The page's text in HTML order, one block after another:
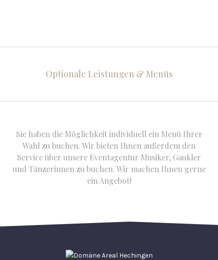
Optionale Leistungen & Menüs
Sie haben die Möglichkeit individuell ein Menü Ihrer
Wahl zu buchen. Wir bieten Ihnen außerdem den
Service über unsere Eventagentur Musiker, Gaukler
und Tänzerinnen zu buchen. Wir machen Ihnen gerne
ein Angebot!